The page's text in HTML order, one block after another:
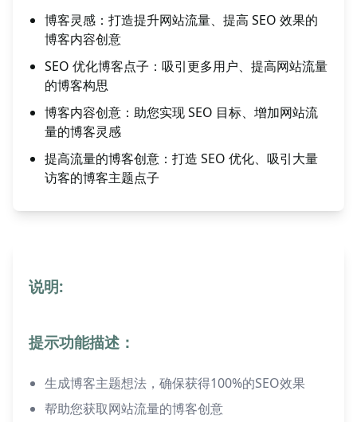
博客灵感：打造提升网站流量、提高 SEO 效果的
博客内容创意
SEO 优化博客点子：吸引更多用户、提高网站流量
的博客构思
博客内容创意：助您实现 SEO 目标、增加网站流
量的博客灵感
提高流量的博客创意：打造 SEO 优化、吸引大量
访客的博客主题点子
说明:
提示功能描述：
生成博客主题想法，确保获得100%的SEO效果
帮助您获取网站流量的博客创意